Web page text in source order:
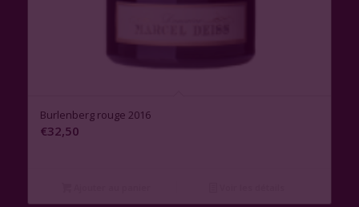
Burlenberg rouge 2016
€32,50